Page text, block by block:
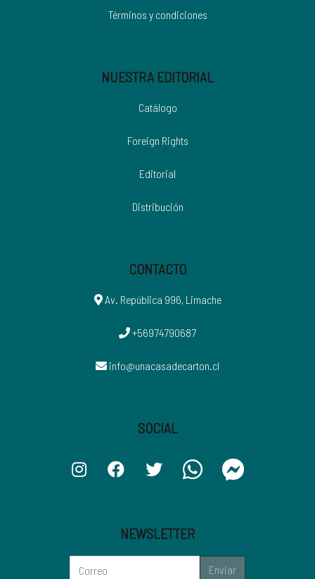
Términos y condiciones
NUESTRA EDITORIAL
Catálogo
Foreign Rights
Editorial
Distribución
CONTACTO
Av. República 996, Limache
+56974790687
info@unacasadecarton.cl
SOCIAL
NEWSLETTER
Enviar